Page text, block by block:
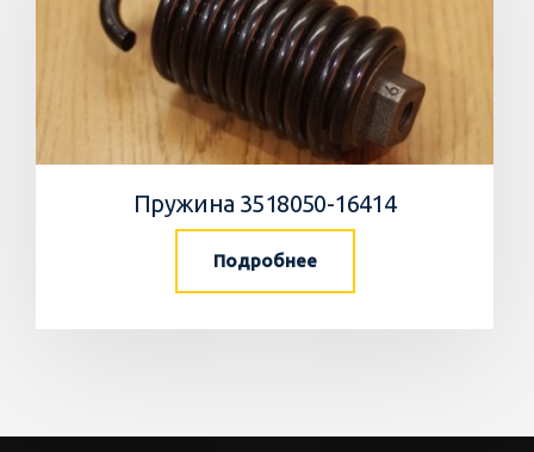
Пружина 3518050-16414
Подробнее